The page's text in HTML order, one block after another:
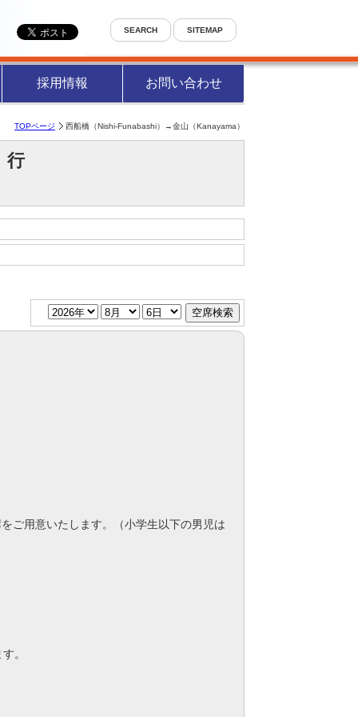
採用情報 お問い合わせ
SEARCH SITEMAP
TOPページ 西船橋（Nishi-Funabashi）→金山（Kanayama）
行
ご用意いたします。（小学生以下の男児は
。